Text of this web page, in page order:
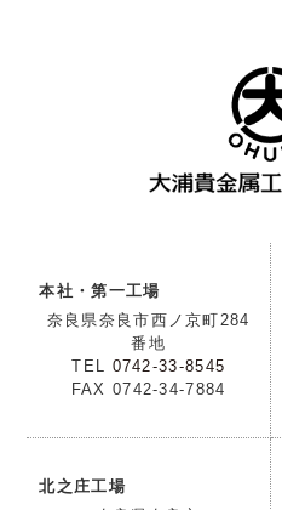
本社・第一工場
奈良県奈良市西ノ京町284
番地
TEL 0742-33-8545
FAX 0742-34-7884
北之庄工場